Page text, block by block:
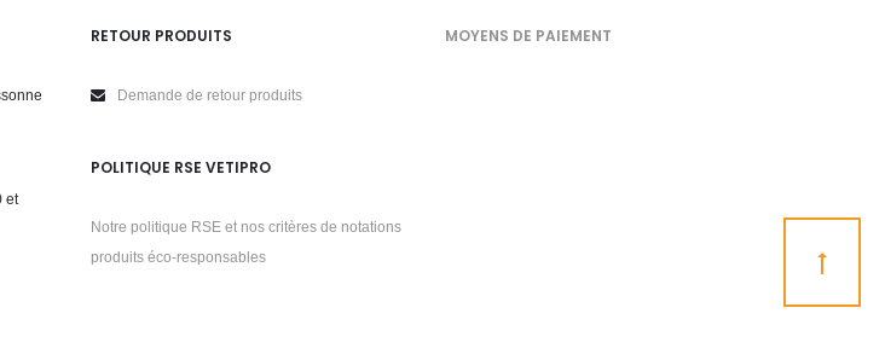
et
RETOUR PRODUITS
Demande de retour produits
POLITIQUE RSE VETIPRO
Notre politique RSE et nos critères de notations
produits éco-responsables
MOYENS DE PAIEMENT